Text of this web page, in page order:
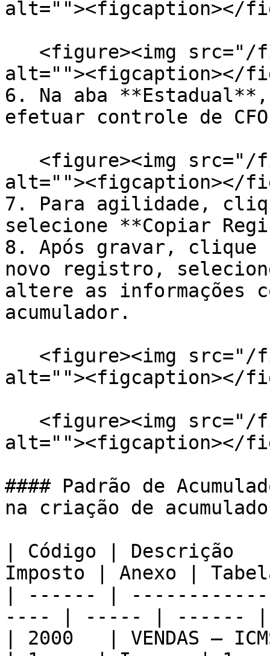
alt=""><figcaption></
alt=""><figcaption></
6. Na aba
efetuar controle de
alt=""><figcaption></
7. Para agilidade,
selecione **Copiar
8. Após gravar, clique
novo registro,
altere as informações
acumulador.
alt=""><figcaption></
alt=""><figcaption></
#### Padrão de
na criação de
| Código |
Imposto | Anexo |
| ------ |
---- | ----- | ------
| 2000   | VENDAS –